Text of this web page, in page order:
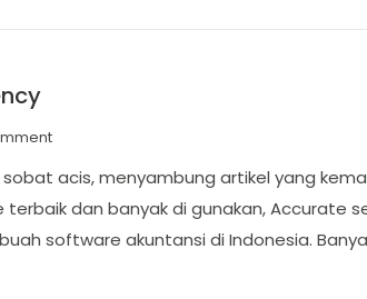
acis, menyambung artikel yang
dan banyak di gunakan, Accurate
software akuntansi di Indonesia.